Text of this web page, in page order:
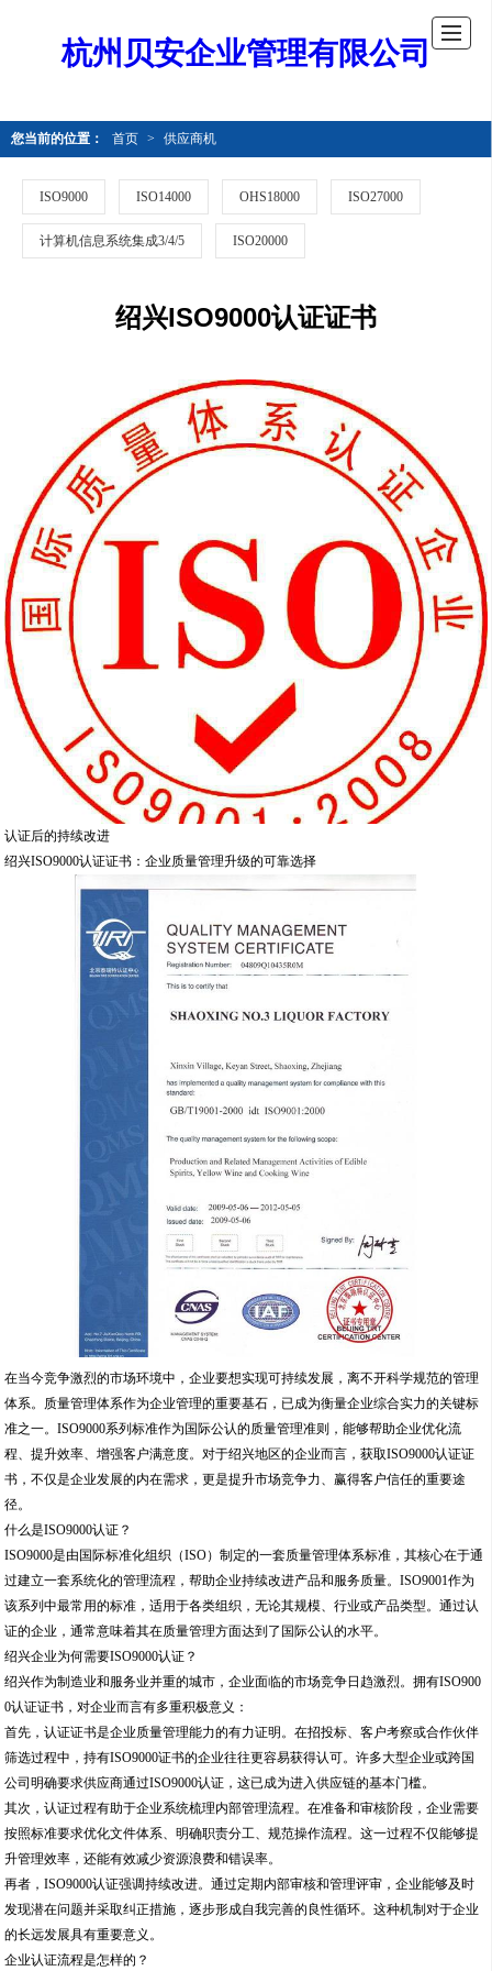
杭州贝安企业管理有限公司
您当前的位置： 首页 > 供应商机
ISO9000 ISO14000 OHS18000 ISO27000
计算机信息系统集成3/4/5 ISO20000
绍兴ISO9000认证证书
认证后的持续改进
绍兴ISO9000认证证书：企业质量管理升级的可靠选择
在当今竞争激烈的市场环境中，企业要想实现可持续发展，离不开科学规范的管理
体系。质量管理体系作为企业管理的重要基石，已成为衡量企业综合实力的关键标
准之一。ISO9000系列标准作为国际公认的质量管理准则，能够帮助企业优化流
程、提升效率、增强客户满意度。对于绍兴地区的企业而言，获取ISO9000认证证
书，不仅是企业发展的内在需求，更是提升市场竞争力、赢得客户信任的重要途
径。
什么是ISO9000认证？
ISO9000是由国际标准化组织（ISO）制定的一套质量管理体系标准，其核心在于通
过建立一套系统化的管理流程，帮助企业持续改进产品和服务质量。ISO9001作为
该系列中最常用的标准，适用于各类组织，无论其规模、行业或产品类型。通过认
证的企业，通常意味着其在质量管理方面达到了国际公认的水平。
绍兴企业为何需要ISO9000认证？
绍兴作为制造业和服务业并重的城市，企业面临的市场竞争日趋激烈。拥有ISO900
0认证证书，对企业而言有多重积极意义：
首先，认证证书是企业质量管理能力的有力证明。在招投标、客户考察或合作伙伴
筛选过程中，持有ISO9000证书的企业往往更容易获得认可。许多大型企业或跨国
公司明确要求供应商通过ISO9000认证，这已成为进入供应链的基本门槛。
其次，认证过程有助于企业系统梳理内部管理流程。在准备和审核阶段，企业需要
按照标准要求优化文件体系、明确职责分工、规范操作流程。这一过程不仅能够提
升管理效率，还能有效减少资源浪费和错误率。
再者，ISO9000认证强调持续改进。通过定期内部审核和管理评审，企业能够及时
发现潜在问题并采取纠正措施，逐步形成自我完善的良性循环。这种机制对于企业
的长远发展具有重要意义。
企业认证流程是怎样的？